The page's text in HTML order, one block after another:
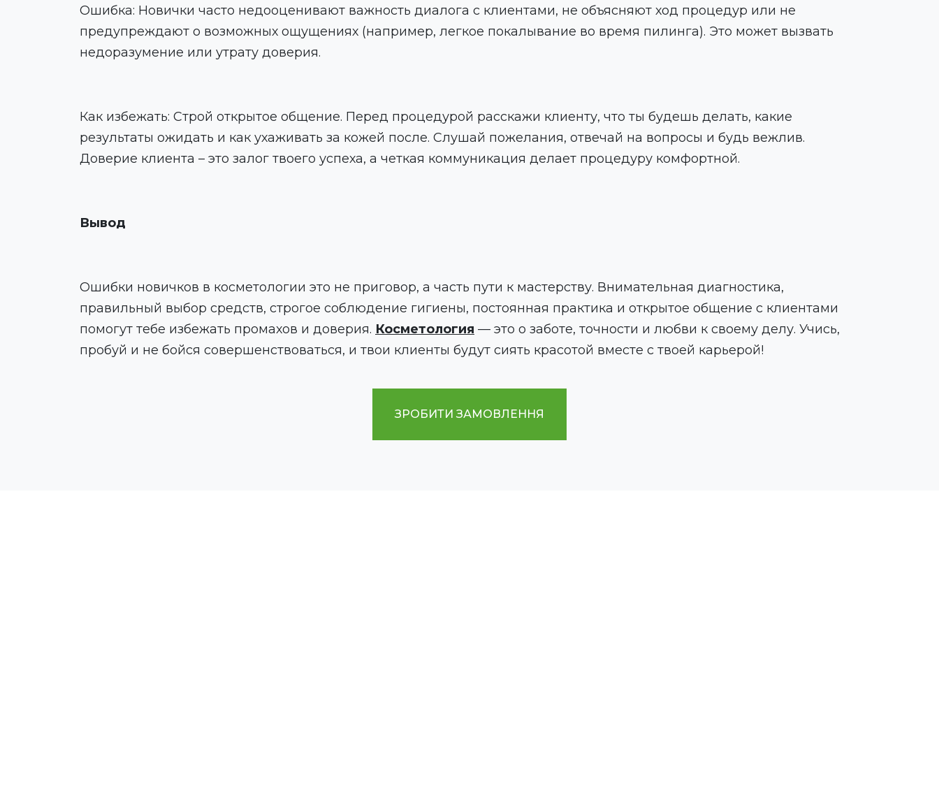
Ошибка: Новички часто недооценивают важность диалога с клиентами, не объясняют ход процедур или не
предупреждают о возможных ощущениях (например, легкое покалывание во время пилинга). Это может вызвать
недоразумение или утрату доверия.
Как избежать: Строй открытое общение. Перед процедурой расскажи клиенту, что ты будешь делать, какие
результаты ожидать и как ухаживать за кожей после. Слушай пожелания, отвечай на вопросы и будь вежлив.
Доверие клиента – это залог твоего успеха, а четкая коммуникация делает процедуру комфортной.
Вывод
Ошибки новичков в косметологии это не приговор, а часть пути к мастерству. Внимательная диагностика,
правильный выбор средств, строгое соблюдение гигиены, постоянная практика и открытое общение с клиентами
помогут тебе избежать промахов и доверия. Косметология — это о заботе, точности и любви к своему делу. Учись,
пробуй и не бойся совершенствоваться, и твои клиенты будут сиять красотой вместе с твоей карьерой!
ЗРОБИТИ ЗАМОВЛЕННЯ